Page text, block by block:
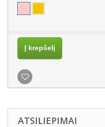
Į krepšelį
ATSILIEPIMAI